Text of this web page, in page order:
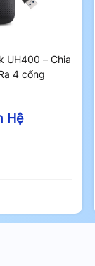
máy.
một
khi di
OS và
lập tức mà
UH400 – Chia
4 cổng
Hệ